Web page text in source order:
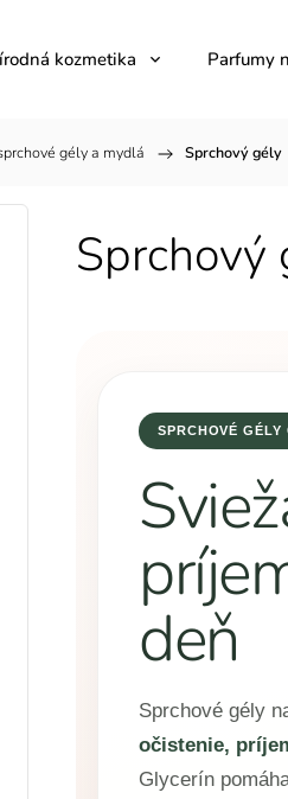
kozmetika Parfumy
gély a mydlá / Sprchový gély
Sprchový
SPRCHOVÉ GÉLY
deň
Sprchové gély
očistenie,
Glycerín